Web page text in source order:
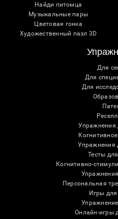
Найди питомца
Музыкальные пары
Цветовая гонка
Художественный пазл 3D
Для
Для
Для
Упражнения
Упражнения
Тесты
Когнитивно-
Персональная
Игры для
Онлайн-игры